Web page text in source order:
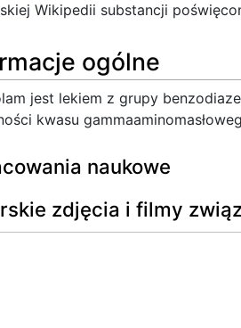
Wikipedii substancji
ogólne
jest lekiem z grupy
kwasu
naukowe
zdjęcia i filmy